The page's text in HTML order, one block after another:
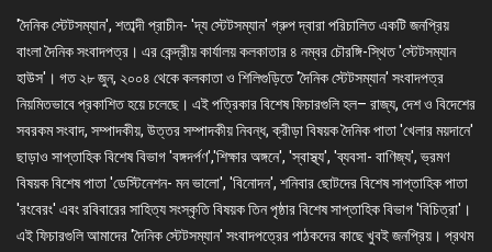
'দৈনিক স্টেটসম্যান', শতাব্দী প্রাচীন- 'দ্য স্টেটসম্যান' গ্রুপ দ্বারা পরিচালিত একটি জনপ্রিয়
বাংলা দৈনিক সংবাদপত্র। এর কেন্দ্রীয় কার্যালয় কলকাতার ৪ নম্বর চৌরঙ্গি-স্থিত 'স্টেটসম্যান
হাউস'। গত ২৮ জুন, ২০০৪ থেকে কলকাতা ও শিলিগুড়িতে 'দৈনিক স্টেটসম্যান' সংবাদপত্র
নিয়মিতভাবে প্রকাশিত হয়ে চলেছে। এই পত্রিকার বিশেষ ফিচারগুলি হল– রাজ্য, দেশ ও বিদেশের
সবরকম সংবাদ, সম্পাদকীয়, উত্তর সম্পাদকীয় নিবন্ধ, ক্রীড়া বিষয়ক দৈনিক পাতা 'খেলার ময়দানে'
ছাড়াও সাপ্তাহিক বিশেষ বিভাগ 'বঙ্গদর্পণ','শিক্ষার অঙ্গনে', 'স্বাস্থ্য', 'ব্যবসা- বাণিজ্য', ভ্রমণ
বিষয়ক বিশেষ পাতা 'ডেস্টিনেশন- মন ভালো', 'বিনোদন', শনিবার ছোটদের বিশেষ সাপ্তাহিক পাতা
'রংবেরং' এবং রবিবারের সাহিত্য সংস্কৃতি বিষয়ক তিন পৃষ্ঠার বিশেষ সাপ্তাহিক বিভাগ 'বিচিত্রা'।
এই ফিচারগুলি আমাদের 'দৈনিক স্টেটসম্যান' সংবাদপত্রের পাঠকদের কাছে খুবই জনপ্রিয়। প্রথম